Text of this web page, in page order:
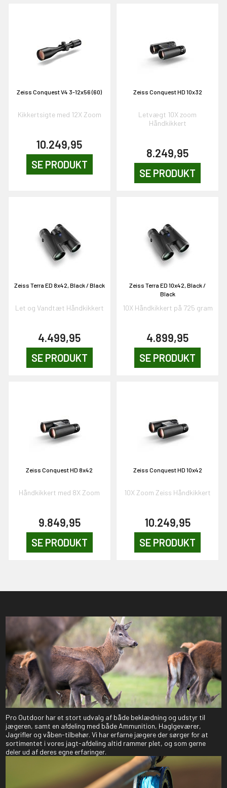
Zeiss Conquest V4 3-12x56 (60)
Kikkertsigte med 12X Zoom
10.249,95
SE PRODUKT
Zeiss Conquest HD 10x32
Letvægt 10X zoom
Håndkikkert
8.249,95
SE PRODUKT
Zeiss Terra ED 8x42, Black / Black
Let og Vandtæt Håndkikkert
4.499,95
SE PRODUKT
Zeiss Terra ED 10x42, Black /
Black
10X Håndkikkert på 725 gram
4.899,95
SE PRODUKT
Zeiss Conquest HD 8x42
Håndkikkert med 8X Zoom
9.849,95
SE PRODUKT
Zeiss Conquest HD 10x42
10X Zoom Zeiss Håndkikkert
10.249,95
SE PRODUKT
Pro Outdoor har et stort udvalg af både beklædning og udstyr til
jægeren, samt en afdeling med både Ammunition, Haglgeværer,
Jagrifler og våben-tilbehør. Vi har erfarne jægere der sørger for at
sortimentet i vores jagt-afdeling altid rammer plet, og som gerne
deler ud af deres egne erfaringer.
om et gavekort på
om måneden
VIND!
DELTAG!
NEJ TAK!